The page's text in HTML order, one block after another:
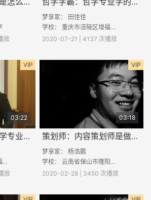
放
梦享家：
田佳佳
学校： 重庆市涪陵区增福乡初级中学校
2020-07-21 | 4137 次播放
VIP
03:22
哲学学霸：学习哲学专业未来可以做什么？
放
VIP
03:18
策划师：内容策划师是做什么的？
梦享家： 杨浩鹏
学校： 云南省保山市隆阳区魏家中学
2020-02-28 | 3450 次播放